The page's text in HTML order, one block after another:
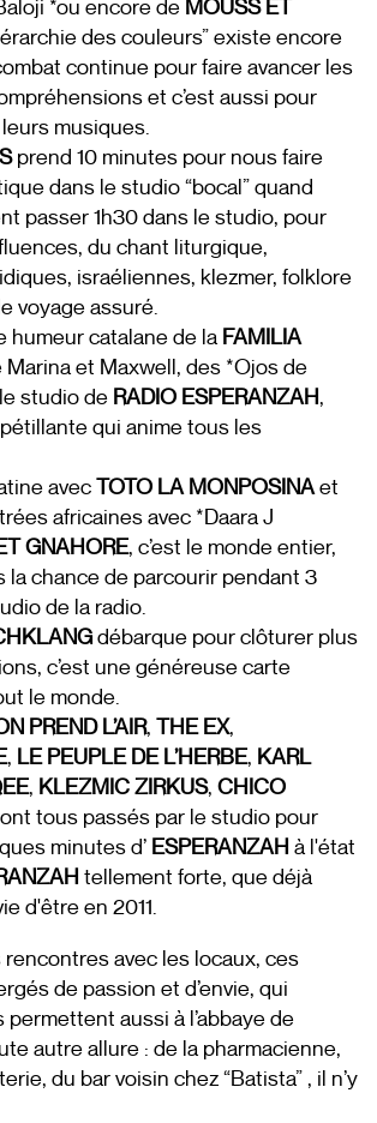
*ou encore de MOUSS ET
des couleurs” existe encore
continue pour faire avancer les
et c’est aussi pour
musiques.
prend 10 minutes pour nous faire
dans le studio “bocal” quand
passer 1h30 dans le studio, pour
du chant liturgique,
israéliennes, klezmer, folklore
voyage assuré.
humeur catalane de la FAMILIA
Marina et Maxwell, des *Ojos de
studio de RADIO ESPERANZAH,
qui anime tous les
avecTOTO LA MONPOSINAet
africaines avec *Daara J
GNAHORE, c’est le monde entier,
la chance de parcourir pendant 3
de la radio.
débarque pour clôturer plus
c’est une généreuse carte
le monde.
PREND L’AIR, THE EX,
, LE PEUPLE DE L’HERBE, KARL
, KLEZMIC ZIRKUS, CHICO
tous passés par le studio pour
minutes d’ ESPERANZAH à l'état
tellement forte, que déjà
d'être en 2011.
rencontres avec les locaux, ces
de passion et d’envie, qui
aussi à l’abbaye de
autre allure : de la pharmacienne,
du bar voisin chez “Batista” , il n’y